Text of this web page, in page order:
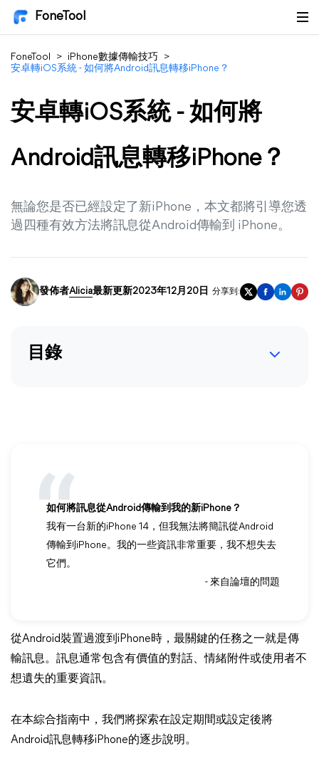
FoneTool
FoneTool > iPhone數據傳輸技巧
>
安卓轉iOS系統 - 如何將Android訊息轉移iPhone？
安卓轉iOS系統 - 如何將
Android訊息轉移iPhone？
無論您是否已經設定了新iPhone，本文都將引導您透
過四種有效方法將訊息從Android傳輸到 iPhone。
發佈者Alicia最新更新2023年12月20日 分享到:
目錄
如何將訊息從Android傳輸到我的新iPhone？
我有一台新的iPhone 14，但我無法將簡訊從Android
傳輸到iPhone。我的一些資訊非常重要，我不想失去
它們。
- 來自論壇的問題
從Android裝置過渡到iPhone時，最關鍵的任務之一就是傳
輸訊息。訊息通常包含有價值的對話、情緒附件或使用者不
想遺失的重要資訊。
在本綜合指南中，我們將探索在設定期間或設定後將
Android訊息轉移iPhone的逐步說明。